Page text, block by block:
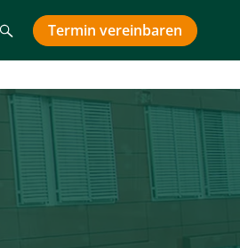
SucheTermin vereinbaren